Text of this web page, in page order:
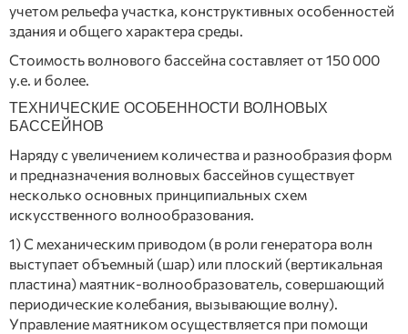
учетом рельефа участка, конструктивных особенностей
здания и общего характера среды.
Стоимость волнового бассейна составляет от 150 000
у.е. и более.
ТЕХНИЧЕСКИЕ ОСОБЕННОСТИ ВОЛНОВЫХ
БАССЕЙНОВ
Наряду с увеличением количества и разнообразия форм
и предназначения волновых бассейнов существует
несколько основных принципиальных схем
искусственного волнообразования.
1) С механическим приводом (в роли генератора волн
выступает объемный (шар) или плоский (вертикальная
пластина) маятник-волнообразователь, совершающий
периодические колебания, вызывающие волну).
Управление маятником осуществляется при помощи